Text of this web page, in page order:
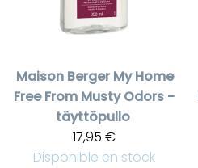
Maison Berger My Home
Free From Musty Odors -
täyttöpullo
17,95 €
Disponible en stock